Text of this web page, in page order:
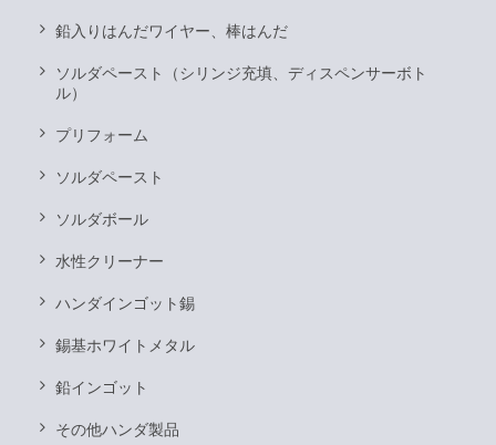
鉛入りはんだワイヤー、棒はんだ
ソルダペースト（シリンジ充填、ディスペンサーボト
ル）
プリフォーム
ソルダペースト
ソルダボール
水性クリーナー
ハンダインゴット錫
錫基ホワイトメタル
鉛インゴット
その他ハンダ製品